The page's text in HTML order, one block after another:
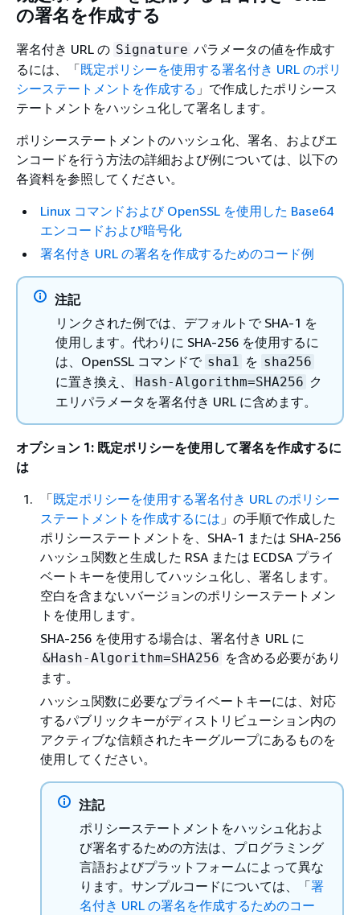
の署名を作成する
署名付き URL の Signature パラメータの値を作成す
るには、「既定ポリシーを使用する署名付き URL のポリ
シーステートメントを作成する 」で作成したポリシース
テートメントをハッシュ化して署名します。
ポリシーステートメントのハッシュ化、署名、およびエ
ンコードを行う方法の詳細および例については、以下の
各資料を参照してください。
Linux コマンドおよび OpenSSL を使用した Base64
エンコードおよび暗号化
署名付き URL の署名を作成するためのコード例
注記
リンクされた例では、デフォルトで SHA-1 を
使用します。代わりに SHA-256 を使用するに
は、OpenSSL コマンドで sha1 を sha256
に置き換え、 Hash-Algorithm=SHA256 ク
エリパラメータを署名付き URL に含めます。
オプション 1: 既定ポリシーを使用して署名を作成するに
は
「既定ポリシーを使用する署名付き URL のポリシー
ステートメントを作成するには 」の手順で作成した
ポリシーステートメントを、SHA-1 または SHA-256
ハッシュ関数と生成した RSA または ECDSA プライ
ベートキーを使用してハッシュ化し、署名します。
空白を含まないバージョンのポリシーステートメン
トを使用します。
SHA-256 を使用する場合は、署名付き URL に
&Hash-Algorithm=SHA256 を含める必要があり
ます。
ハッシュ関数に必要なプライベートキーには、対応
するパブリックキーがディストリビューション内の
アクティブな信頼されたキーグループにあるものを
使用してください。
注記
ポリシーステートメントをハッシュ化およ
び署名するための方法は、プログラミング
言語およびプラットフォームによって異な
ります。サンプルコードについては、「署
名付き URL の署名を作成するためのコー